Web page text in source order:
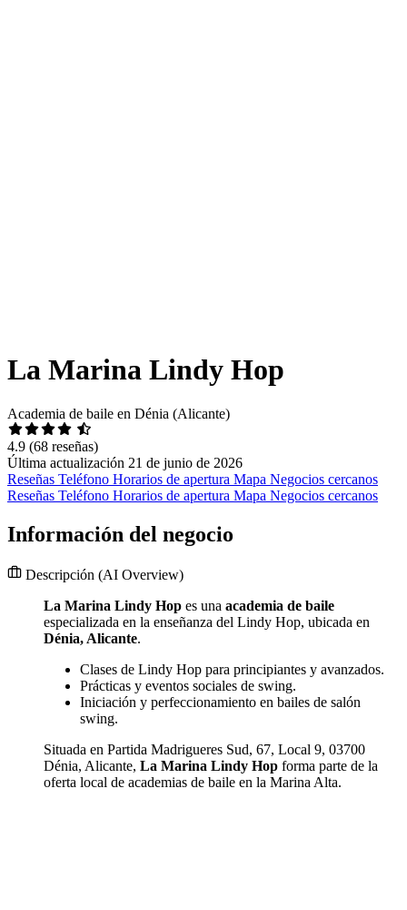
La Marina Lindy Hop
Academia de baile en Dénia (Alicante)
4.9 (68 reseñas)
Última actualización 21 de junio de 2026
Reseñas Teléfono Horarios de apertura Mapa Negocios cercanos
Reseñas Teléfono Horarios de apertura Mapa Negocios cercanos
Información del negocio
Descripción (AI Overview)
La Marina Lindy Hop es una academia de baile
especializada en la enseñanza del Lindy Hop, ubicada en
Dénia, Alicante.
Clases de Lindy Hop para principiantes y avanzados.
Prácticas y eventos sociales de swing.
Iniciación y perfeccionamiento en bailes de salón
swing.
Situada en Partida Madrigueres Sud, 67, Local 9, 03700
Dénia, Alicante, La Marina Lindy Hop forma parte de la
oferta local de academias de baile en la Marina Alta.